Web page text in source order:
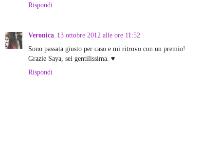
Rispondi
Veronica 13 ottobre 2012 alle ore 11:52
Sono passata giusto per caso e mi ritrovo con un premio!
Grazie Saya, sei gentilissima. ♥
Rispondi